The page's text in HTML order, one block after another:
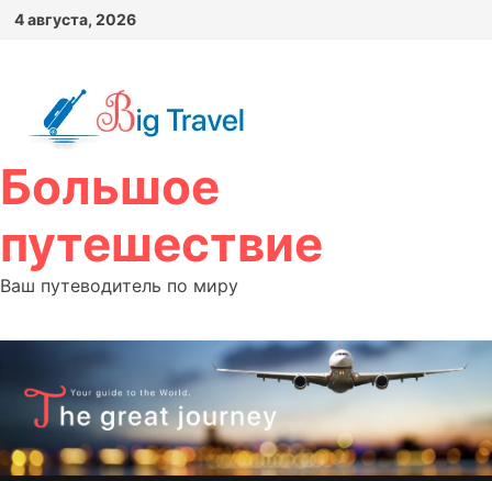
Перейти
4 августа, 2026
Большое
путешествие
Ваш путеводитель по миру